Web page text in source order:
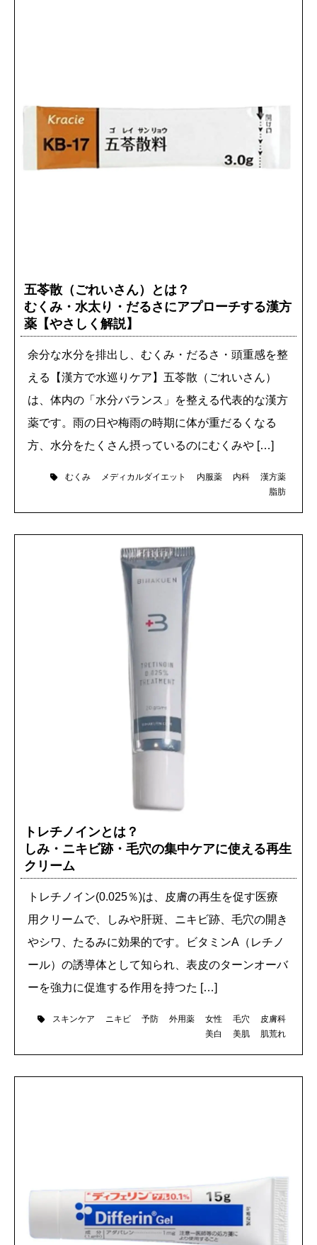
五苓散（ごれいさん）とは？
むくみ・水太り・だるさにアプローチする漢方
薬【やさしく解説】
余分な水分を排出し、むくみ・だるさ・頭重感を整
える【漢方で水巡りケア】五苓散（ごれいさん）
は、体内の「水分バランス」を整える代表的な漢方
薬です。雨の日や梅雨の時期に体が重だるくなる
方、水分をたくさん摂っているのにむくみや […]
むくみ メディカルダイエット 内服薬 内科
漢方薬
脂肪
トレチノインとは？
しみ・ニキビ跡・毛穴の集中ケアに使える再生
クリーム
トレチノイン(0.025％)は、皮膚の再生を促す医療
用クリームで、しみや肝斑、ニキビ跡、毛穴の開き
やシワ、たるみに効果的です。ビタミンA（レチノ
ール）の誘導体として知られ、表皮のターンオーバ
ーを強力に促進する作用を持つた […]
スキンケア ニキビ 予防 外用薬 女性 毛穴
皮膚科
美白
美肌 肌荒れ